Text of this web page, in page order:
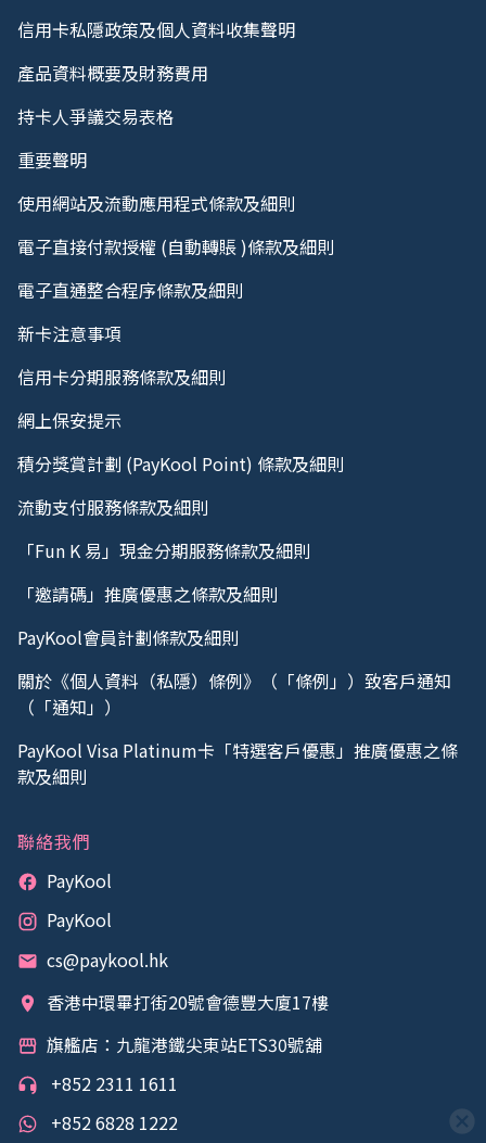
信用卡私隱政策及個人資料收集聲明
產品資料概要及財務費用
持卡人爭議交易表格
重要聲明
使用網站及流動應用程式條款及細則
電子直接付款授權 (自動轉賬 )條款及細則
電子直通整合程序條款及細則
新卡注意事項
信用卡分期服務條款及細則
網上保安提示
積分獎賞計劃 (PayKool Point) 條款及細則
流動支付服務條款及細則
「Fun K 易」現金分期服務條款及細則
「邀請碼」推廣優惠之條款及細則
PayKool會員計劃條款及細則
關於《個人資料（私隱）條例》（「條例」）致客戶通知
（「通知」）
PayKool Visa Platinum卡「特選客戶優惠」推廣優惠之條
款及細則
聯絡我們
PayKool
PayKool
cs@paykool.hk
香港中環畢打街20號會德豐大廈17樓
旗艦店：九龍港鐵尖東站ETS30號舖
+852 2311 1611
+852 6828 1222